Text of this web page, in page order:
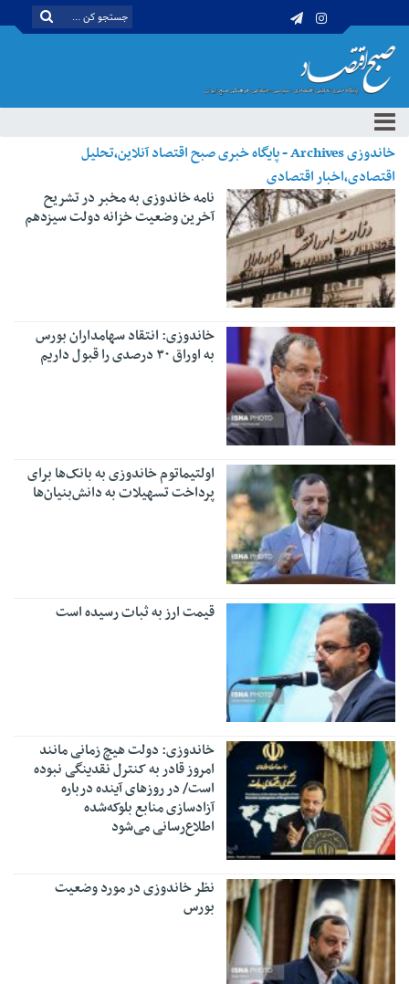
خاندوزی Archives - پایگاه خبری صبح اقتصاد آنلاین،تحلیل
اقتصادی،اخبار اقتصادی
نامه خاندوزی به مخبر در تشریح
آخرین وضعیت خزانه دولت سیزدهم
خاندوزی: انتقاد سهامداران بورس
به اوراق ۳۰ درصدی را قبول داریم
اولتیماتوم خاندوزی به بانک‌ها برای
پرداخت تسهیلات به دانش‌بنیان‌ها
قیمت ارز به ثبات رسیده است
خاندوزی: دولت هیچ زمانی مانند
امروز قادر به کنترل نقدینگی نبوده
است/ در روزهای آینده درباره
آزادسازی منابع بلوکه‌شده
اطلاع‌رسانی می‌شود
نظر خاندوزی در مورد وضعیت
بورس